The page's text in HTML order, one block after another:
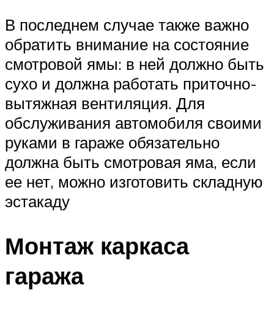
В последнем случае также важно
обратить внимание на состояние
смотровой ямы: в ней должно быть
сухо и должна работать приточно-
вытяжная вентиляция. Для
обслуживания автомобиля своими
руками в гараже обязательно
должна быть смотровая яма, если
ее нет, можно изготовить складную
эстакаду
Монтаж каркаса
гаража